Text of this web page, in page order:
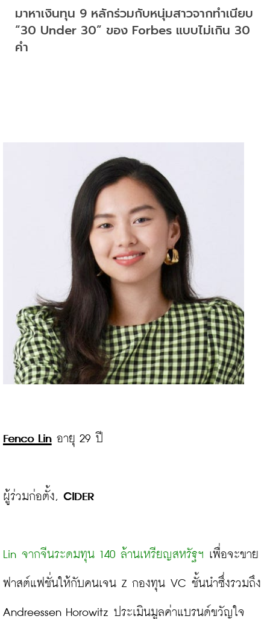
มาหาเงินทุน 9 หลักร่วมกับหนุ่มสาวจากทำเนียบ
“30 Under 30” ของ Forbes แบบไม่เกิน 30
คำ
Fenco Lin อายุ 29 ปี
ผู้ร่วมก่อตั้ง, CIDER
Lin จากจีนระดมทุน 140 ล้านเหรียญสหรัฐฯ เพื่อจะขาย
ฟาสต์แฟชั่นให้กับคนเจน Z กองทุน VC ชั้นนำซึ่งรวมถึง
Andreessen Horowitz ประเมินมูลค่าแบรนด์ขวัญใจ